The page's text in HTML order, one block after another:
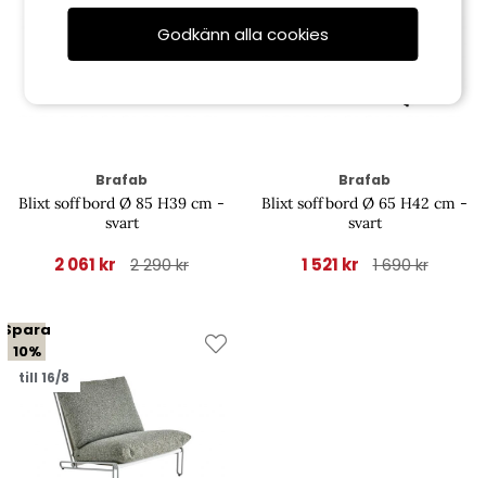
Brafab
Blixt soffbord Ø 85 H39 cm -
svart
2 061 kr 2 290 kr
Brafab
Blixt soffbord Ø 65 H42 cm -
svart
1 521 kr 1 690 kr
Spara
10%
till 16/8
Godkänn alla cookies